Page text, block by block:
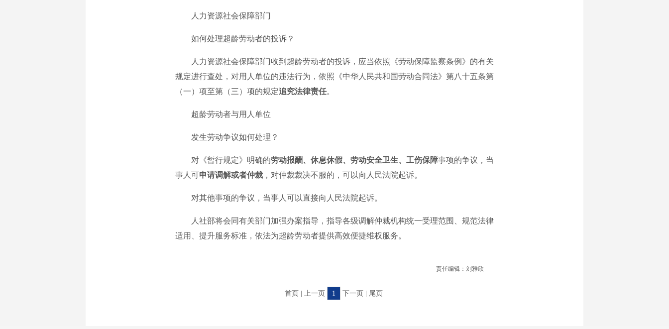
人力资源社会保障部门
如何处理超龄劳动者的投诉？
人力资源社会保障部门收到超龄劳动者的投诉，应当依照《劳动保障监察条例》的有关
规定进行查处，对用人单位的违法行为，依照《中华人民共和国劳动合同法》第八十五条第
（一）项至第（三）项的规定追究法律责任。
超龄劳动者与用人单位
发生劳动争议如何处理？
对《暂行规定》明确的劳动报酬、休息休假、劳动安全卫生、工伤保障事项的争议，当
事人可申请调解或者仲裁 ，对仲裁裁决不服的，可以向人民法院起诉。
对其他事项的争议，当事人可以直接向人民法院起诉。
人社部将会同有关部门加强办案指导，指导各级调解仲裁机构统一受理范围、规范法律
适用、提升服务标准，依法为超龄劳动者提供高效便捷维权服务。
责任编辑：刘雅欣
首页 | 上一页 1 下一页 | 尾页